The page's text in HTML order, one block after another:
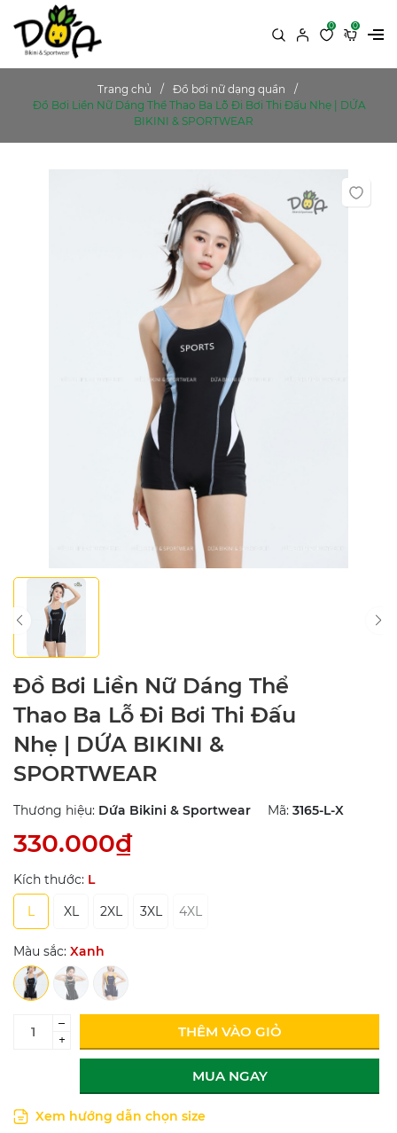
0 0
Trang chủ
Đồ bơi nữ dạng quần
Đồ Bơi Liền Nữ Dáng Thể Thao Ba Lỗ Đi Bơi Thi Đấu Nhẹ | DỨA
BIKINI & SPORTWEAR
Đồ Bơi Liền Nữ Dáng Thể
Thao Ba Lỗ Đi Bơi Thi Đấu
Nhẹ | DỨA BIKINI &
SPORTWEAR
Thương hiệu: Dứa Bikini & Sportwear Mã: 3165-L-X
330.000₫
Kích thước: L
L
XL 2XL 3XL 4XL
Màu sắc: Xanh
–
+
THÊM VÀO GIỎ
MUA NGAY
Xem hướng dẫn chọn size